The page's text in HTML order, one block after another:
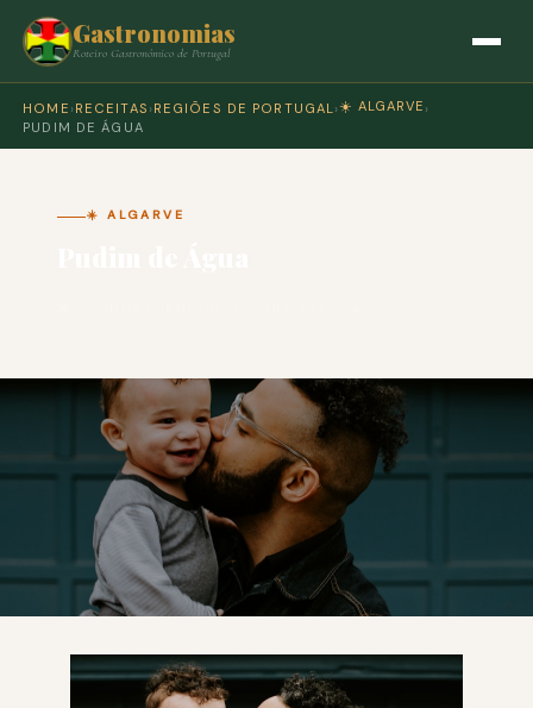
Gastronomias
Roteiro Gastronómico de Portugal
HOME › RECEITAS › REGIÕES DE PORTUGAL › ☀️ ALGARVE ›
PUDIM DE ÁGUA
☀️ ALGARVE